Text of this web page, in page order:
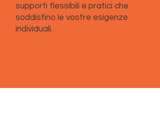
supporti flessibili e pratici che
soddisfino le vostre esigenze
individuali.